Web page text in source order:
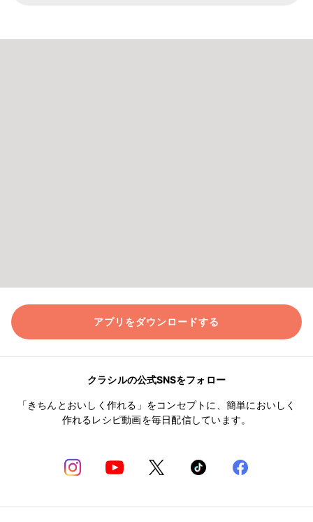
アプリをダウンロードする
クラシルの公式SNSをフォロー
「きちんとおいしく作れる」をコンセプトに、簡単においしく
作れるレシピ動画を毎日配信しています。